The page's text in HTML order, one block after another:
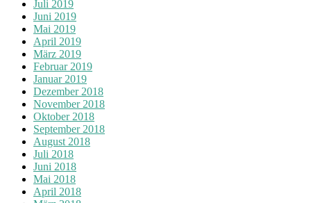
Juli 2019
Juni 2019
Mai 2019
April 2019
März 2019
Februar 2019
Januar 2019
Dezember 2018
November 2018
Oktober 2018
September 2018
August 2018
Juli 2018
Juni 2018
Mai 2018
April 2018